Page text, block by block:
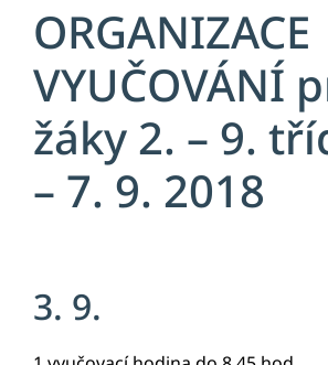
ORGANIZACE
VYUČOVÁNÍ
žáky 2. – 9.
– 7. 9. 2018
3. 9.